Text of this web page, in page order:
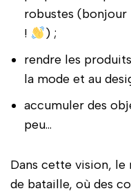
robustes (bonjour
!
) ;
rendre les
la mode et au
accumuler des
peu…
Dans cette vision, le
de bataille, où des